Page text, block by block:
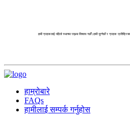
हामी ग्राहकलाई पहिलो स्थानमा राख्नमा विश्वास गर्छौं।हामी सुन्नेछौं र ग्राहक
हाम्रोबारे
FAQs
हामीलाई सम्पर्क गर्नुहोस